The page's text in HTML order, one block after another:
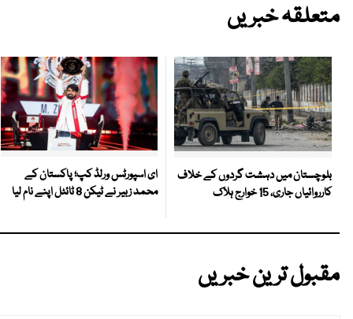
متعلقہ خبریں
بلوچستان میں دہشت گردوں کے خلاف
کارروائیاں جاری، 15 خوارج ہلاک
ای اسپورٹس ورلڈ کپ؛ پاکستان کے
محمد زبیر نے ٹیکن 8 ٹائٹل اپنے نام لیا
مقبول ترین خبریں